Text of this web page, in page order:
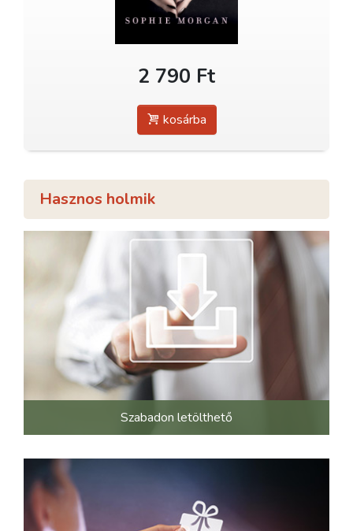
2 790 Ft
kosárba
Hasznos holmik
Szabadon letölthető